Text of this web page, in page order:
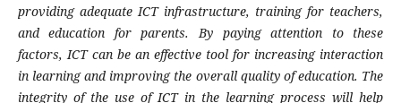
providing adequate ICT infrastructure, training for teachers,
and education for parents. By paying attention to these
factors, ICT can be an effective tool for increasing interaction
in learning and improving the overall quality of education. The
integrity of the use of ICT in the learning process will help